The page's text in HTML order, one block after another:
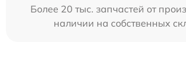
Более 20 тыс. запчастей от
наличии на собственных